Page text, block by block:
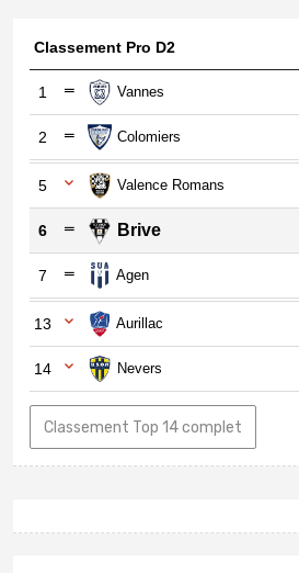
Classement Pro D2
1 Vannes
2 Colomiers
5 Valence Romans
6 Brive
7 Agen
13 Aurillac
14 Nevers
Classement Top 14 complet